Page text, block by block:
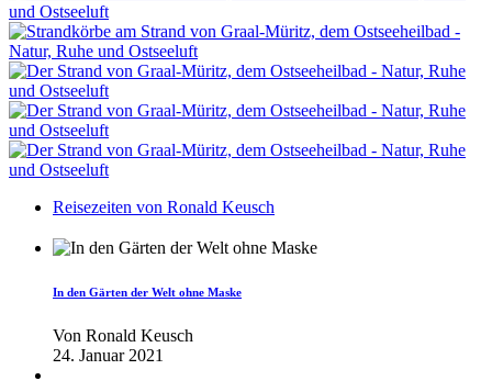
Reisezeiten von Ronald Keusch
In den Gärten der Welt ohne Maske
Von Ronald Keusch
24. Januar 2021